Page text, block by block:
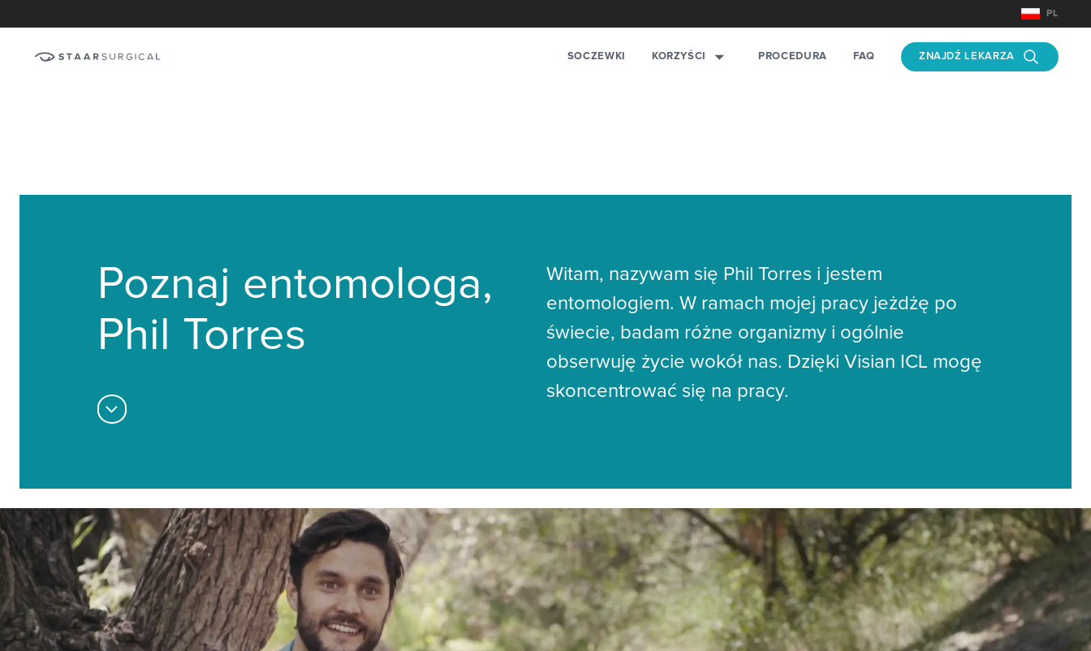
PL
SOCZEWKI KORZYŚCI PROCEDURA FAQ ZNAJDŹ LEKARZA
Poznaj entomologa,
Phil Torres
Witam, nazywam się Phil Torres i jestem
entomologiem. W ramach mojej pracy jeżdżę po
świecie, badam różne organizmy i ogólnie
obserwuję życie wokół nas. Dzięki Visian ICL mogę
skoncentrować się na pracy.